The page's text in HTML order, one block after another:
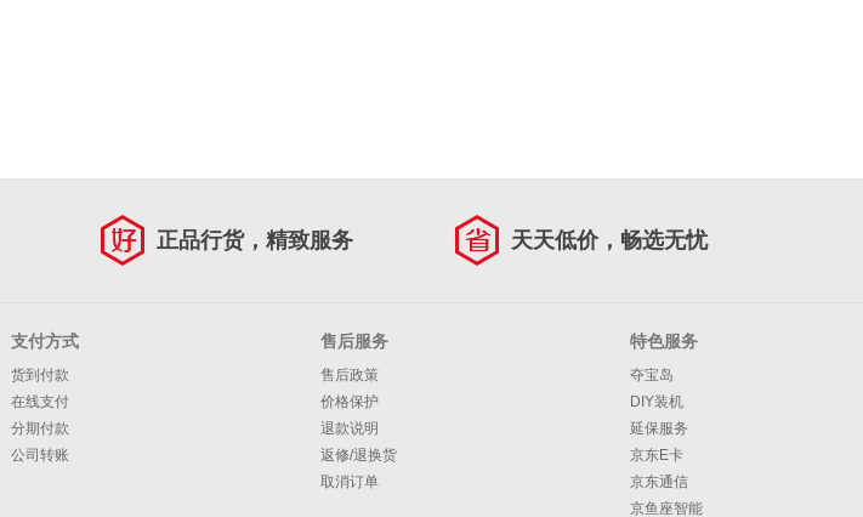
正品行货，精致服务 天天低价，畅选无忧
支付方式
货到付款
在线支付
分期付款
公司转账
售后服务
售后政策
价格保护
退款说明
返修/退换货
取消订单
特色服务
夺宝岛
DIY装机
延保服务
京东E卡
京东通信
京鱼座智能